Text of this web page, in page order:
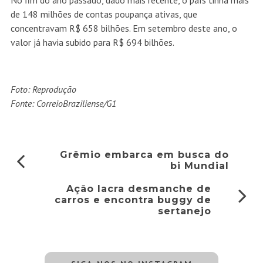
de 148 milhões de contas poupança ativas, que
concentravam R$ 658 bilhões. Em setembro deste ano, o
valor já havia subido para R$ 694 bilhões.
Foto: Reprodução
Fonte: CorreioBraziliense/G1
Grêmio embarca em busca do
bi Mundial
Ação lacra desmanche de
carros e encontra buggy de
sertanejo